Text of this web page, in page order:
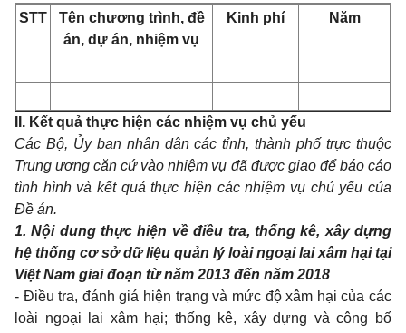
STT
Tên chương trình, đề
án, dự án, nhiệm vụ
Kinh phí Năm
II. Kết quả thực hiện các nhiệm vụ chủ yếu
Các Bộ, Ủy ban nhân dân các tỉnh, thành phố trực thuộc
Trung ương căn cứ vào nhiệm vụ đã được giao để báo cáo
tình hình và kết quả thực hiện các nhiệm vụ chủ yếu của
Đề án.
1. Nội dung thực hiện về điều tra, thống kê, xây dựng
hệ thống cơ sở dữ liệu quản lý loài ngoại lai xâm hại tại
Việt Nam giai đoạn từ năm 2013 đến năm 2018
- Điều tra, đánh giá hiện trạng và mức độ xâm hại của các
loài ngoại lai xâm hại; thống kê, xây dựng và công bố